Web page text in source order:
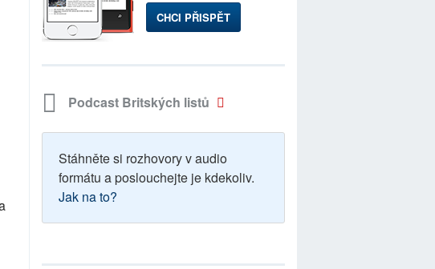
CHCI PŘISPĚT
Podcast Britských listů
Stáhněte si rozhovory v audio
formátu a poslouchejte je kdekoliv.
Jak na to?